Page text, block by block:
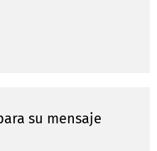
su mensaje